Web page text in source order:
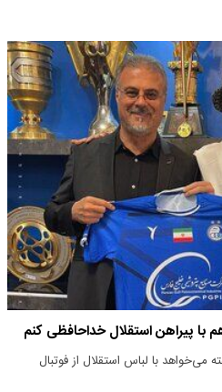
با پیراهن استقلال خداحافظی کنم
می‌خواهد با لباس استقلال از فوتبال